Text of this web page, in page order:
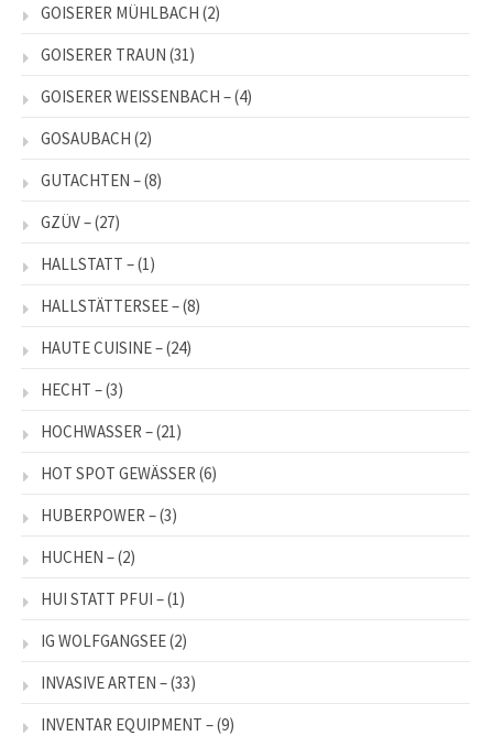
GOISERER MÜHLBACH (2)
GOISERER TRAUN (31)
GOISERER WEISSENBACH –(4)
GOSAUBACH (2)
GUTACHTEN –(8)
GZÜV –(27)
HALLSTATT –(1)
HALLSTÄTTERSEE –(8)
HAUTE CUISINE –(24)
HECHT –(3)
HOCHWASSER –(21)
HOT SPOT GEWÄSSER (6)
HUBERPOWER –(3)
HUCHEN –(2)
HUI STATT PFUI –(1)
IG WOLFGANGSEE(2)
INVASIVE ARTEN –(33)
INVENTAR EQUIPMENT –(9)